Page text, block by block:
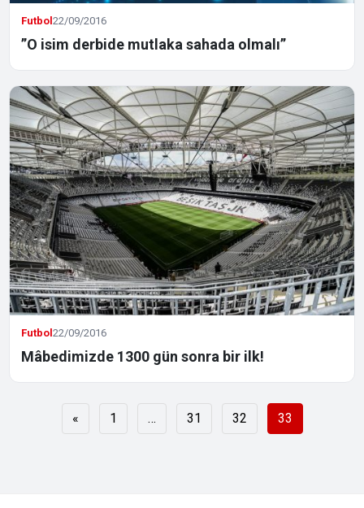
Futbol22/09/2016
”O isim derbide mutlaka sahada olmalı”
Futbol22/09/2016
Mâbedimizde 1300 gün sonra bir ilk!
« 1 … 31 32 33